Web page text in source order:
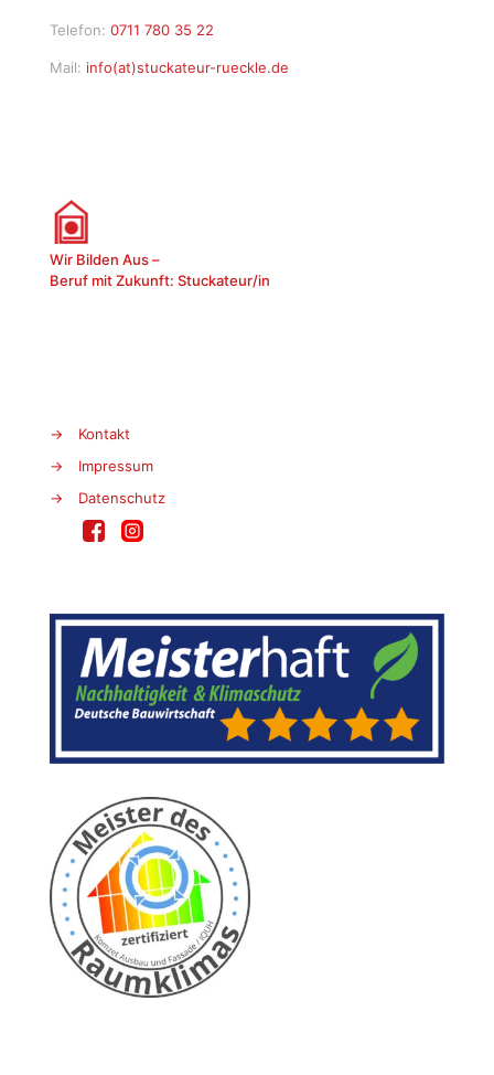
Telefon: 0711 780 35 22
Mail: info(at)stuckateur-rueckle.de
Wir Bilden Aus –
Beruf mit Zukunft: Stuckateur/in
→
Kontakt
→
Impressum
→
Datenschutz